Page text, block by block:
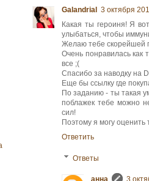
Galandrial 3 октября
Какая ты героиня! Я
улыбаться, чтобы
Желаю тебе скорейшей
Очень понравилась как
все ;(
Спасибо за наводку на
Еще бы ссылку где
По заданию - ты такая
поблажек тебе можно
сил!
Поэтому я могу оценить
Ответить
Ответы
анна 3